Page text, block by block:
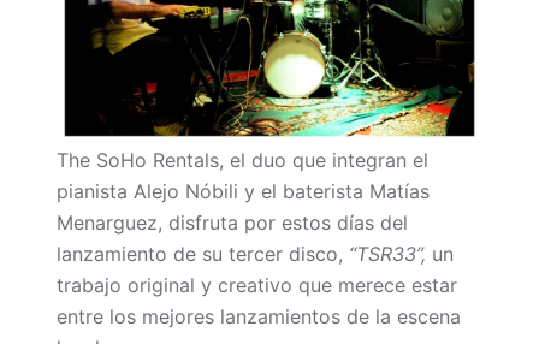
The SoHo Rentals, el duo que integran el
pianista Alejo Nóbili y el baterista Matías
Menarguez, disfruta por estos días del
lanzamiento de su tercer disco, “TSR33”, un
trabajo original y creativo que merece estar
entre los mejores lanzamientos de la escena